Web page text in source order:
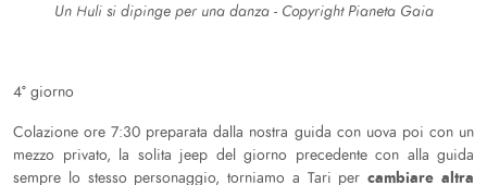
Un Huli si dipinge per una danza - Copyright Pianeta Gaia
4° giorno
Colazione ore 7:30 preparata dalla nostra guida con uova poi con un
mezzo privato, la solita jeep del giorno precedente con alla guida
sempre lo stesso personaggio, torniamo a Tari percambiare altra